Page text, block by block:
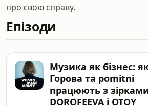
про свою справу.
Епізоди
Музика як бізнес:
Горова та pomitni
працюють з
DOROFEEVA і OTOY